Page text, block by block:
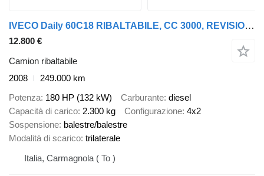
IVECO Daily 60C18 RIBALTABILE, CC 3000, REVISIONE OK
12.800 €
Camion ribaltabile
2008
249.000 km
Potenza 180 HP (132 kW) Carburante diesel
Capacità di carico 2.300 kg Configurazione 4x2
Sospensione balestre/balestre
Modalità di scarico trilaterale
Italia, Carmagnola ( To )